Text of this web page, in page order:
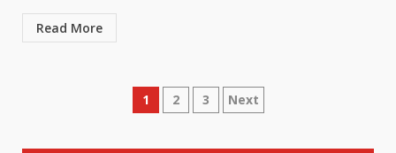
Read More
Posts
1 2 3 Next